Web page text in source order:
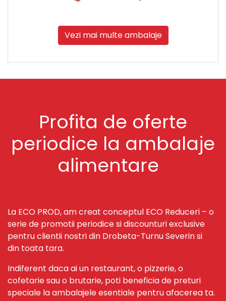
Vezi mai multe ambalaje
Profita de oferte
periodice la ambalaje
alimentare
La ECO PROD, am creat conceptul ECO Reduceri – o
serie de promotii periodice si discounturi exclusive
pentru clientii nostri din Drobeta-Turnu Severin si
din toata tara.
Indiferent daca ai un restaurant, o pizzerie, o
cofetarie sau o brutarie, poti beneficia de preturi
speciale la ambalajele esentiale pentru afacerea ta.